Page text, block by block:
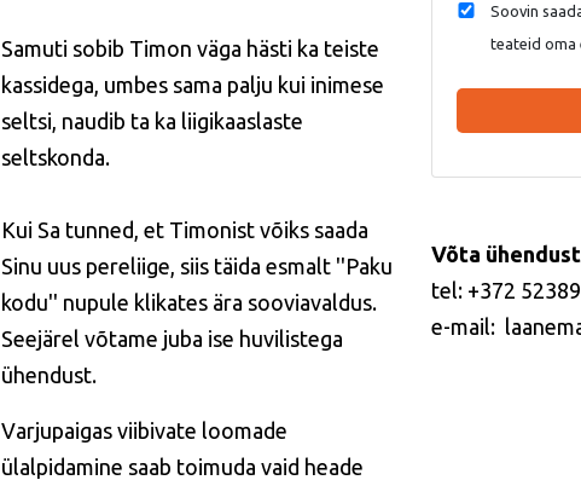
Samuti sobib Timon väga hästi ka teiste
kassidega, umbes sama palju kui inimese
seltsi, naudib ta ka liigikaaslaste
seltskonda.
Kui Sa tunned, et Timonist võiks saada
Sinu uus pereliige, siis täida esmalt ''Paku
kodu'' nupule klikates ära sooviavaldus.
Seejärel võtame juba ise huvilistega
ühendust.
Varjupaigas viibivate loomade
ülalpidamine saab toimuda vaid heade
Soovin
teateid oma
Võta
tel: +372
e-mail: